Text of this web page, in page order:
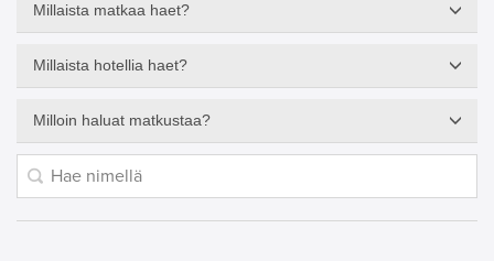
Millaista matkaa haet?
Millaista hotellia haet?
Milloin haluat matkustaa?